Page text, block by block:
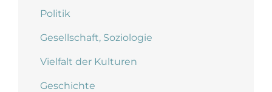
Politik
Gesellschaft, Soziologie
Vielfalt der Kulturen
Geschichte